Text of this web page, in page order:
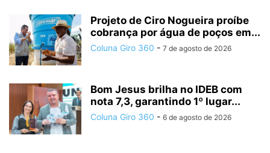
Projeto de Ciro Nogueira proíbe
cobrança por água de poços em...
Coluna Giro 360 - 7 de agosto de 2026
Bom Jesus brilha no IDEB com
nota 7,3, garantindo 1º lugar...
Coluna Giro 360 - 6 de agosto de 2026